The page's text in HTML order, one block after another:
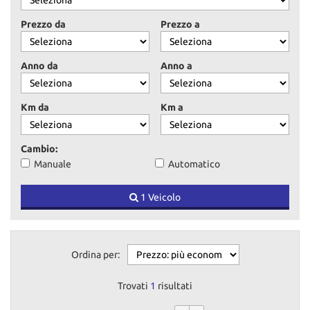
Prezzo da Prezzo a
Anno da Anno a
Km da Km a
Cambio:
Manuale
Automatico
1 Veicolo
Ordina per:
Trovati 1 risultati
tracciamento
che
adottiamo
per
offrire
le
funzionalità
e
svolgere
attività
di
seguito
descritte.
ottenere